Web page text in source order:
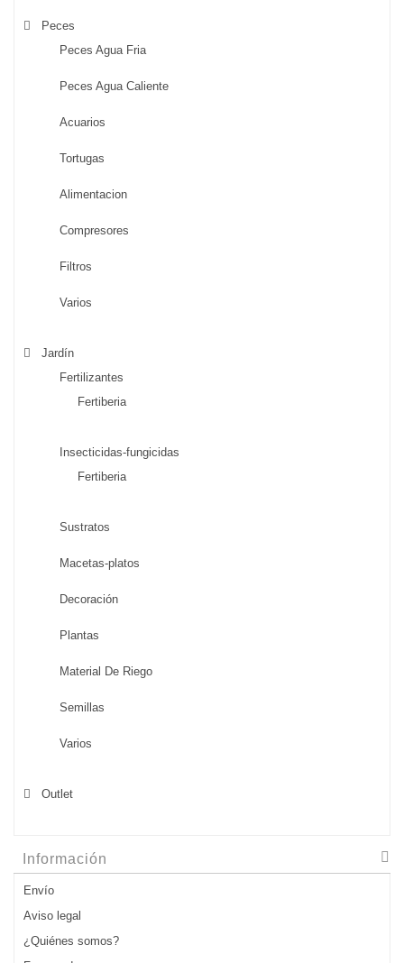
Peces
Peces Agua Fria
Peces Agua Caliente
Acuarios
Tortugas
Alimentacion
Compresores
Filtros
Varios
Jardín
Fertilizantes
Fertiberia
Insecticidas-fungicidas
Fertiberia
Sustratos
Macetas-platos
Decoración
Plantas
Material De Riego
Semillas
Varios
Outlet
Información
Envío
Aviso legal
¿Quiénes somos?